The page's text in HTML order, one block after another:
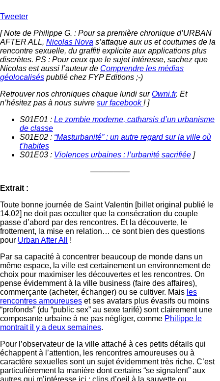
Tweeter
[ Note de Philippe G. : Pour sa première chronique d’URBAN
AFTER ALL, Nicolas Nova s’attaque aux us et coutumes de la
rencontre sexuelle, du graffiti explicite aux applications plus
discrètes. PS : Pour ceux que le sujet intéresse, sachez que
Nicolas est aussi l’auteur de Comprendre les médias
géolocalisés publié chez FYP Editions ;-)
Retrouver nos chroniques chaque lundi surOwni.fr. Et
n’hésitez pas à nous suivre sur facebook! ]
S01E01 : Le zombie moderne, catharsis d’un urbanisme
de classe
S01E02 : “Masturbanité” : un autre regard sur la ville où
t’habites
S01E03 : Violences urbaines : l’urbanité sacrifiée ]
—————
Extrait :
Toute bonne journée de Saint Valentin [billet original publié le
14.02] ne doit pas occulter que la consécration du couple
passe d’abord par des rencontres. Et la découverte, le
frottement, la mise en relation… ce sont bien des questions
pour Urban After All
!
Par sa capacité à concentrer beaucoup de monde dans un
même espace, la ville est certainement un environnement de
choix pour maximiser les découvertes et les rencontres. On
pense évidemment à la ville business (faire des affaires),
commerçante (acheter, échanger) ou se cultiver. Mais les
rencontres amoureuses et ses avatars plus évasifs ou moins
“profonds” (du “public sex” au sexe tarifé) sont clairement une
composante urbaine à ne pas négliger, comme Philippe le
montrait il y a deux semaines.
Pour l’observateur de la ville attaché à ces petits détails qui
échappent à l’attention, les rencontres amoureuses ou à
caractère sexuelles sont un sujet évidemment très riche. C’est
particulièrement la manière dont certains “se signalent” aux
autres qui m’intéresse ici : clins d’oeil à la sauvette ou